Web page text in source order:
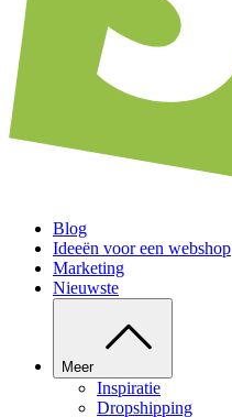
Blog
Ideeën voor een webshop
Marketing
Nieuwste
Meer
Inspiratie
Dropshipping